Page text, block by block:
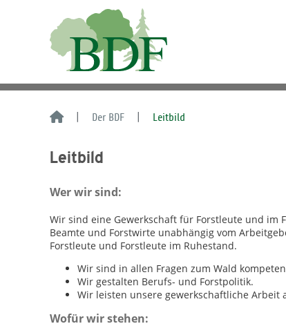
Der BDF Leitbild
Leitbild
Wer wir sind:
Wir sind eine Gewerkschaft für Forstleute und im
Beamte und Forstwirte unabhängig vom
Forstleute und Forstleute im Ruhestand.
Wir sind in allen Fragen zum Wald
Wir gestalten Berufs- und Forstpolitik.
Wir leisten unsere gewerkschaftliche
Wofür wir stehen: